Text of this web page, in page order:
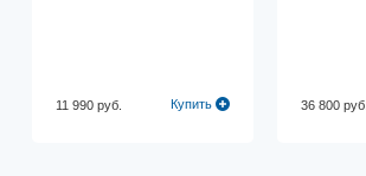
11 990 руб. Купить 36 800 руб.